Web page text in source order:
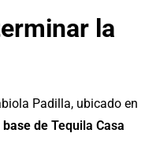
la
Padilla, ubicado en
de Tequila Casa